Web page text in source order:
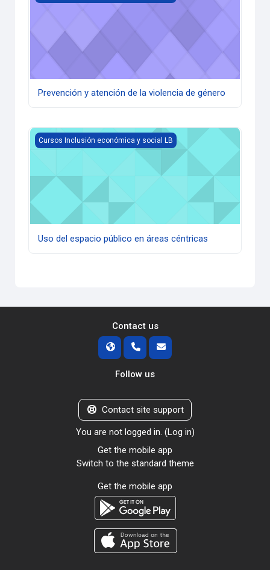
Prevención y atención de la violencia de género
Uso del espacio público en áreas céntricas
Cursos Inclusión económica y social LB
Uso del espacio público en áreas céntricas
Contact us
Follow us
Contact site support
You are not logged in. (Log in)
Get the mobile app
Switch to the standard theme
Get the mobile app